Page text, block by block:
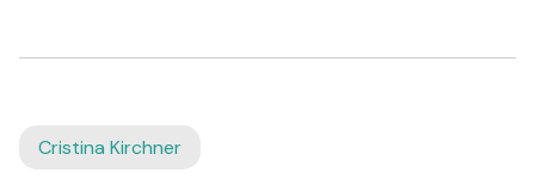
Cristina Kirchner